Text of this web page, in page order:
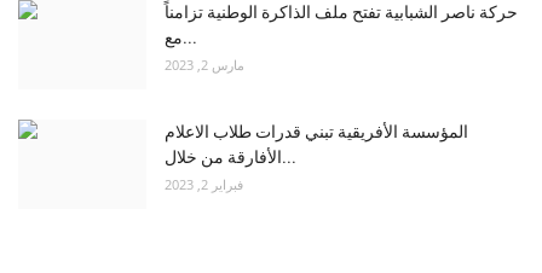
حركة ناصر الشبابية تفتح ملف الذاكرة الوطنية تزامناً
مع...
مارس 2, 2023
المؤسسة الأفريقية تبني قدرات طلاب الاعلام
الأفارقة من خلال...
فبراير 2, 2023